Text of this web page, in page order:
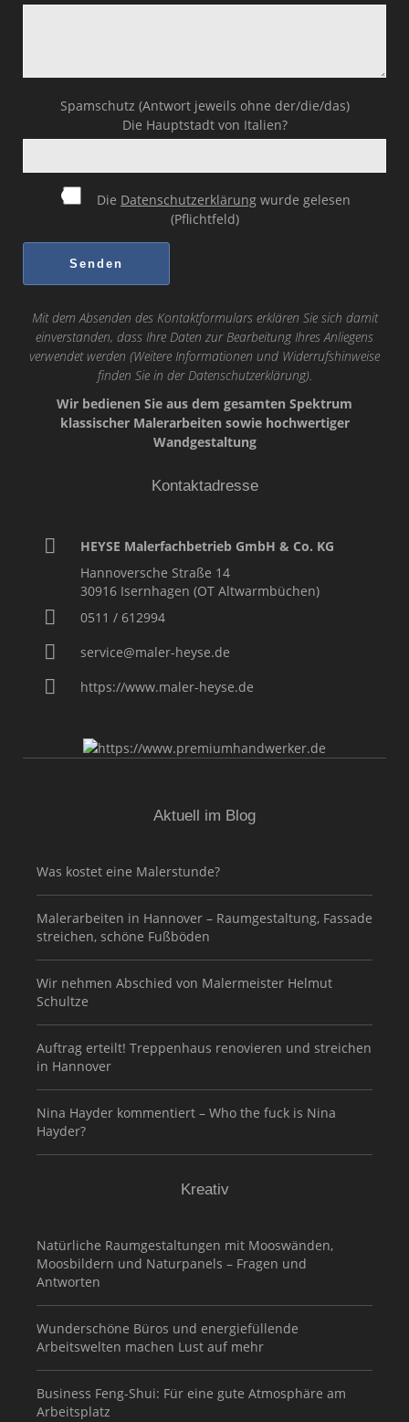
Spamschutz (Antwort jeweils ohne der/die/das)
Die Hauptstadt von Italien?
Die Datenschutzerklärung wurde gelesen
(Pflichtfeld)
Mit dem Absenden des Kontaktformulars erklären Sie sich damit
einverstanden, dass Ihre Daten zur Bearbeitung Ihres Anliegens
verwendet werden (Weitere Informationen und Widerrufshinweise
finden Sie in der Datenschutzerklärung).
Wir bedienen Sie aus dem gesamten Spektrum
klassischer Malerarbeiten sowie hochwertiger
Wandgestaltung
Kontaktadresse
HEYSE Malerfachbetrieb GmbH & Co. KG
Hannoversche Straße 14
30916 Isernhagen (OT Altwarmbüchen)
0511 / 612994
service@maler-heyse.de
https://www.maler-heyse.de
Aktuell im Blog
Was kostet eine Malerstunde?
Malerarbeiten in Hannover – Raumgestaltung, Fassade
streichen, schöne Fußböden
Wir nehmen Abschied von Malermeister Helmut
Schultze
Auftrag erteilt! Treppenhaus renovieren und streichen
in Hannover
Nina Hayder kommentiert – Who the fuck is Nina
Hayder?
Kreativ
Natürliche Raumgestaltungen mit Mooswänden,
Moosbildern und Naturpanels – Fragen und
Antworten
Wunderschöne Büros und energiefüllende
Arbeitswelten machen Lust auf mehr
Business Feng-Shui: Für eine gute Atmosphäre am
Arbeitsplatz